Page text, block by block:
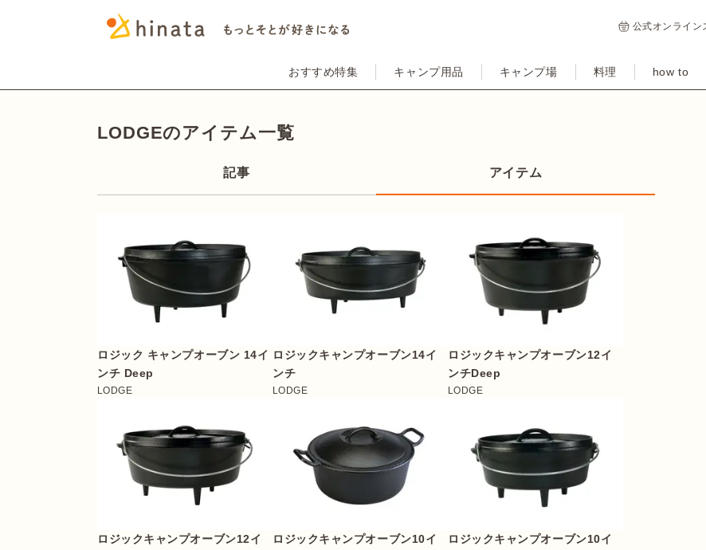
公式オンライン
おすすめ特集 キャンプ用品 キャンプ場 料理 how to
LODGEのアイテム一覧
記事 アイテム
ロジック キャンプオーブン 14イ
ンチ Deep
LODGE
ロジックキャンプオーブン14イ
ンチ
LODGE
ロジックキャンプオーブン12イ
ンチDeep
LODGE
ロジックキャンプオーブン12イ
ロジックキャンプオーブン10イ
ロジックキャンプオーブン10イ